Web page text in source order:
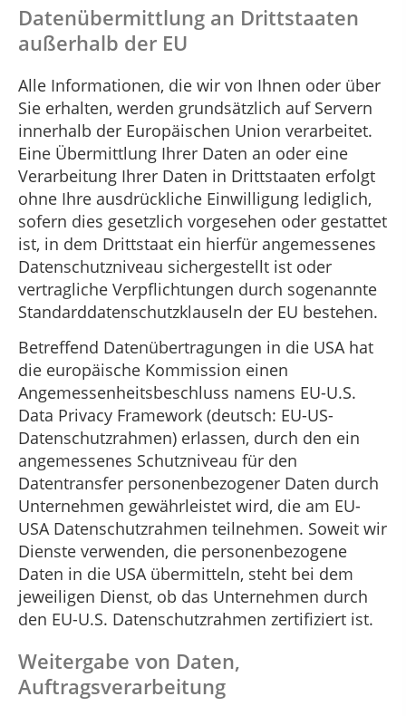
Datenübermittlung an Drittstaaten
außerhalb der EU
Alle Informationen, die wir von Ihnen oder über
Sie erhalten, werden grundsätzlich auf Servern
innerhalb der Europäischen Union verarbeitet.
Eine Übermittlung Ihrer Daten an oder eine
Verarbeitung Ihrer Daten in Drittstaaten erfolgt
ohne Ihre ausdrückliche Einwilligung lediglich,
sofern dies gesetzlich vorgesehen oder gestattet
ist, in dem Drittstaat ein hierfür angemessenes
Datenschutzniveau sichergestellt ist oder
vertragliche Verpflichtungen durch sogenannte
Standarddatenschutzklauseln der EU bestehen.
Betreffend Datenübertragungen in die USA hat
die europäische Kommission einen
Angemessenheitsbeschluss namens EU-U.S.
Data Privacy Framework (deutsch: EU-US-
Datenschutzrahmen) erlassen, durch den ein
angemessenes Schutzniveau für den
Datentransfer personenbezogener Daten durch
Unternehmen gewährleistet wird, die am EU-
USA Datenschutzrahmen teilnehmen. Soweit wir
Dienste verwenden, die personenbezogene
Daten in die USA übermitteln, steht bei dem
jeweiligen Dienst, ob das Unternehmen durch
den EU-U.S. Datenschutzrahmen zertifiziert ist.
Weitergabe von Daten,
Auftragsverarbeitung